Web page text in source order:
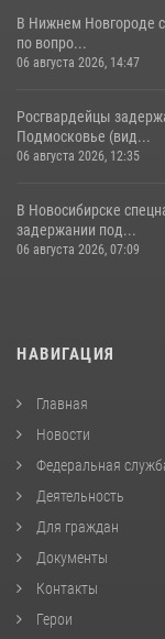
В Нижнем Новгороде
по вопро...
06 августа 2026, 14:47
Росгвардейцы
Подмосковье (вид...
06 августа 2026, 12:35
В Новосибирске
задержании под...
06 августа 2026, 07:09
НАВИГАЦИЯ
Главная
Новости
Федеральная
Деятельность
Для граждан
Документы
Контакты
Герои